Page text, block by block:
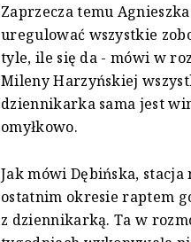
Zaprzecza temu
uregulować wszystkie
tyle, ile się da - mówi w
Mileny Harzyńskiej
dziennikarka sama jest
omyłkowo.
Jak mówi Dębińska, stacja
ostatnim okresie raptem
z dziennikarką. Ta w